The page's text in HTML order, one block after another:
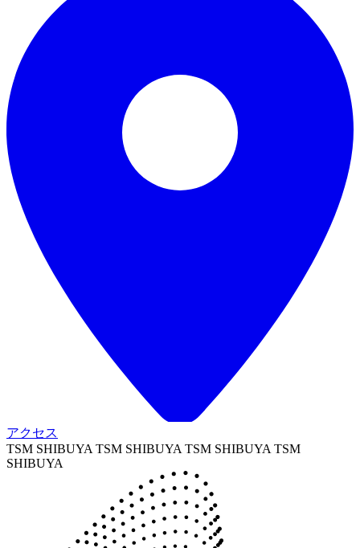
アクセス
TSM SHIBUYA TSM SHIBUYA TSM SHIBUYA TSM
SHIBUYA